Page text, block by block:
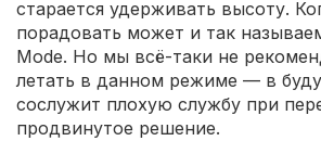
старается удерживать высоту.
порадовать может и так
Mode. Но мы всё-таки не
летать в данном режиме — в
сослужит плохую службу при
продвинутое решение.